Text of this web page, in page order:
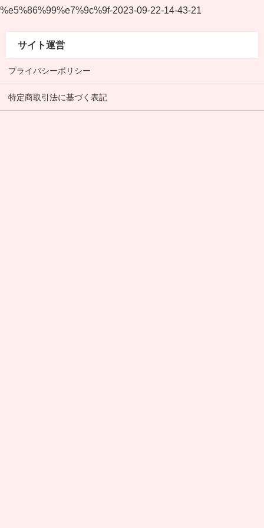
%e5%86%99%e7%9c%9f-2023-09-22-14-43-21
サイト運営
プライバシーポリシー
特定商取引法に基づく表記